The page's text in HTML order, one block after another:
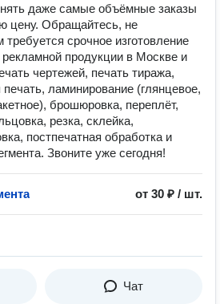
даже самые объёмные заказы
цену. Обращайтесь, не
срочное изготовление
продукции в Москве и
чертежей, печать тиража,
ламинирование (глянцевое,
брошюровка, переплёт,
резка, склейка,
постпечатная обработка и
Звоните уже сегодня!
от 30 ₽ / шт.
Чат